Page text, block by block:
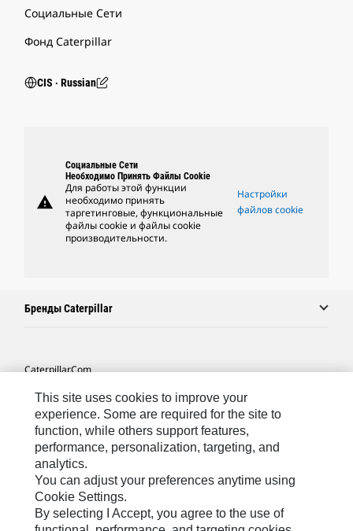
Социальные Сети
Фонд Caterpillar
CIS ‧ Russian
warning
Социальные Сети
Необходимо Принять Файлы Cookie
Для работы этой функции
необходимо принять
таргетинговые, функциональные
файлы cookie и файлы cookie
производительности.
Настройки
файлов cookie
Бренды Caterpillar
Caterpillar.com
Связаться С Caterpillar
Карта Сайта
Cookie Settings
Юридическая Информация
Конфиденциальность Личных Данных
This site uses cookies to improve your
experience. Some are required for the site to
function, while others support features,
performance, personalization, targeting, and
analytics.
You can adjust your preferences anytime using
Cookie Settings.
By selecting I Accept, you agree to the use of